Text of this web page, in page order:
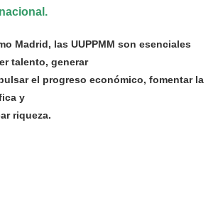
Madrid, las UUPPMM son esenciales
talento, generar
el progreso económico, fomentar la
y
riqueza.